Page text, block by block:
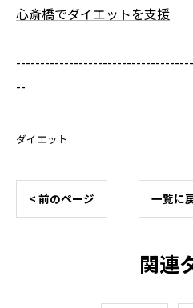
心斎橋でダイエットを支援
--
ダイエット
< 前のページ 一覧に
関連